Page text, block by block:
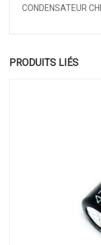
CONDENSATEUR
PRODUITS LIÉS